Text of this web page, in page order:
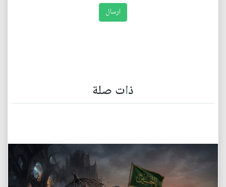
ذات صلة